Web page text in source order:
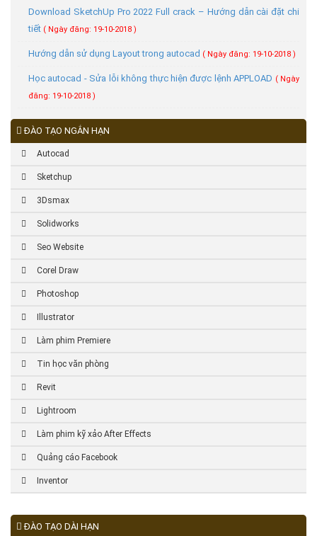
Download SketchUp Pro 2022 Full crack – Hướng dẫn cài đặt chi
tiết ( Ngày đăng: 19-10-2018 )
Hướng dẫn sử dụng Layout trong autocad ( Ngày đăng: 19-10-2018 )
Học autocad - Sửa lỗi không thực hiện được lệnh APPLOAD ( Ngày
đăng: 19-10-2018 )
ĐÀO TẠO NGẮN HẠN
Autocad
Sketchup
3Dsmax
Solidworks
Seo Website
Corel Draw
Photoshop
Illustrator
Làm phim Premiere
Tin học văn phòng
Revit
Lightroom
Làm phim kỹ xảo After Effects
Quảng cáo Facebook
Inventor
ĐÀO TẠO DÀI HẠN